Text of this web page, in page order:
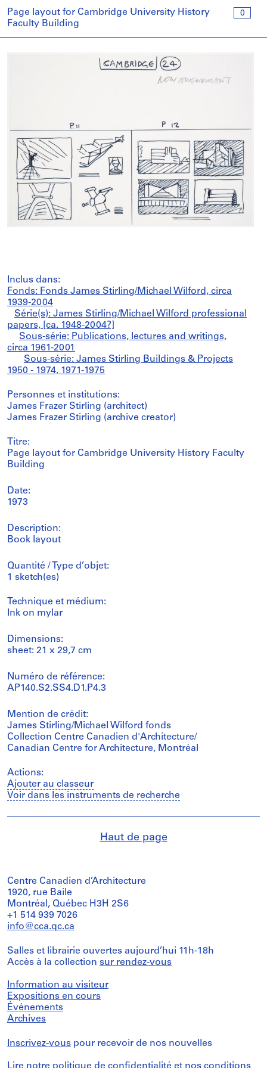
0
Page layout for Cambridge University History
Faculty Building
Inclus dans:
Fonds: Fonds James Stirling/Michael Wilford, circa
1939-2004
Série(s): James Stirling/Michael Wilford professional
papers, [ca. 1948-2004?]
Sous-série: Publications, lectures and writings,
circa 1961-2001
Sous-série: James Stirling Buildings & Projects
1950 - 1974, 1971-1975
Personnes et institutions:
James Frazer Stirling (architect)
James Frazer Stirling (archive creator)
Titre:
Page layout for Cambridge University History Faculty
Building
Date:
1973
Description:
Book layout
Quantité / Type d’objet:
1 sketch(es)
Technique et médium:
Ink on mylar
Dimensions:
sheet: 21 x 29,7 cm
Numéro de référence:
AP140.S2.SS4.D1.P4.3
Mention de crédit:
James Stirling/Michael Wilford fonds
Collection Centre Canadien d'Architecture/
Canadian Centre for Architecture, Montréal
Actions:
Ajouter au classeur
Voir dans les instruments de recherche
Haut de page
Centre Canadien d’Architecture
1920, rue Baile
Montréal, Québec H3H 2S6
+1 514 939 7026
info@cca.qc.ca
Salles et librairie ouvertes aujourd’hui 11h-18h
Accès à la collection sur rendez-vous
Information au visiteur
Expositions en cours
Événements
Archives
Inscrivez-vous pour recevoir de nos nouvelles